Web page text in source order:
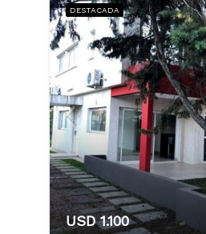
DESTACADA
USD 1.100